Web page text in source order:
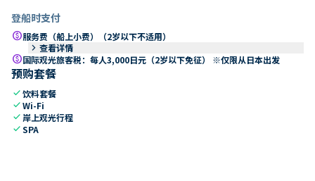
登船时支付
paid服务费（船上小费）（2岁以下不适用）
keyboard_arrow_right 查看详情
paid国际观光旅客税：每人3,000日元（2岁以下免征） ※仅限从日本出发
预购套餐
check饮料套餐
checkWi-Fi
check 岸上观光行程
checkSPA